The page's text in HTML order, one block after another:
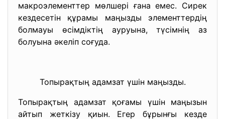
макроэлементтер мөлшері ғана емес. Сирек
кездесетін құрамы маңызды элементтердің
болмауы өсімдіктің ауруына, түсімнің аз
болуына әкеліп соғуда.
Топырақтың адамзат үшін маңызды.
Топырақтың адамзат қоғамы үшін маңызын
айтып жеткізу қиын. Егер бұрынғы кезде